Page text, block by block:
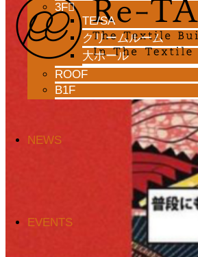
3F
TE/SA
クリームルーム
大ホール
ROOF
B1F
NEWS
EVENTS